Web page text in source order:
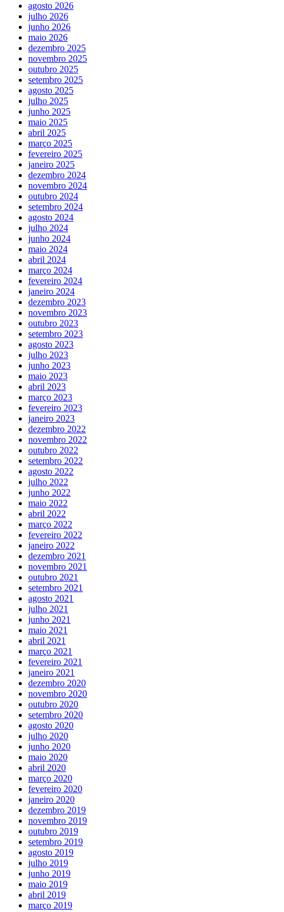
agosto 2026
julho 2026
junho 2026
maio 2026
dezembro 2025
novembro 2025
outubro 2025
setembro 2025
agosto 2025
julho 2025
junho 2025
maio 2025
abril 2025
março 2025
fevereiro 2025
janeiro 2025
dezembro 2024
novembro 2024
outubro 2024
setembro 2024
agosto 2024
julho 2024
junho 2024
maio 2024
abril 2024
março 2024
fevereiro 2024
janeiro 2024
dezembro 2023
novembro 2023
outubro 2023
setembro 2023
agosto 2023
julho 2023
junho 2023
maio 2023
abril 2023
março 2023
fevereiro 2023
janeiro 2023
dezembro 2022
novembro 2022
outubro 2022
setembro 2022
agosto 2022
julho 2022
junho 2022
maio 2022
abril 2022
março 2022
fevereiro 2022
janeiro 2022
dezembro 2021
novembro 2021
outubro 2021
setembro 2021
agosto 2021
julho 2021
junho 2021
maio 2021
abril 2021
março 2021
fevereiro 2021
janeiro 2021
dezembro 2020
novembro 2020
outubro 2020
setembro 2020
agosto 2020
julho 2020
junho 2020
maio 2020
abril 2020
março 2020
fevereiro 2020
janeiro 2020
dezembro 2019
novembro 2019
outubro 2019
setembro 2019
agosto 2019
julho 2019
junho 2019
maio 2019
abril 2019
março 2019